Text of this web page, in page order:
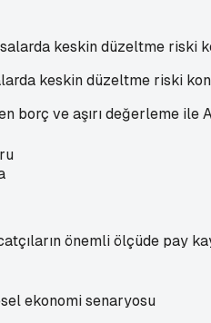
keskin düzeltme riski
borç ve aşırı değerleme
önemli ölçüde pay